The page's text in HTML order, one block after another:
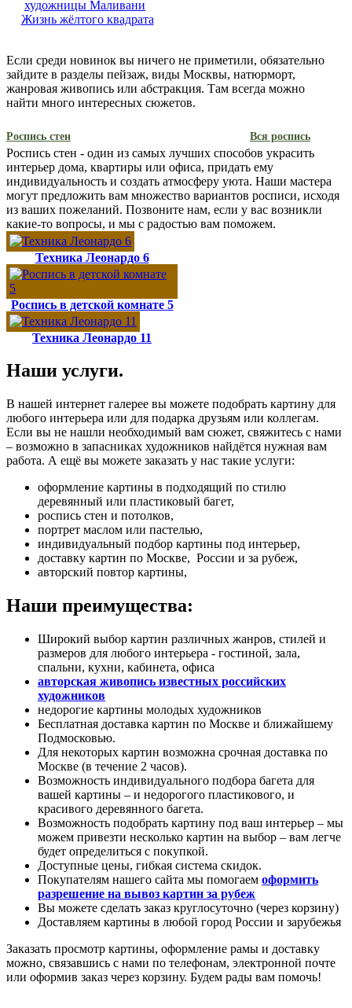
Жизнь жёлтого квадрата
Если среди новинок вы ничего не приметили, обязательно
зайдите в разделы пейзаж, виды Москвы, натюрморт,
жанровая живопись или абстракция. Там всегда можно
найти много интересных сюжетов.
Роспись стен Вся роспись
Роспись стен - один из самых лучших способов украсить
интерьер дома, квартиры или офиса, придать ему
индивидуальность и создать атмосферу уюта. Наши мастера
могут предложить вам множество вариантов росписи, исходя
из ваших пожеланий. Позвоните нам, если у вас возникли
какие-то вопросы, и мы с радостью вам поможем.
Техника Леонардо 6
Роспись в детской комнате 5
Техника Леонардо 11
Наши услуги.
В нашей интернет галерее вы можете подобрать картину для
любого интерьера или для подарка друзьям или коллегам.
Если вы не нашли необходимый вам сюжет, свяжитесь с нами
– возможно в запасниках художников найдётся нужная вам
работа. А ещё вы можете заказать у нас такие услуги:
оформление картины в подходящий по стилю
деревянный или пластиковый багет,
роспись стен и потолков,
портрет маслом или пастелью,
индивидуальный подбор картины под интерьер,
доставку картин по Москве, России и за рубеж,
авторский повтор картины,
Наши преимущества:
Широкий выбор картин различных жанров, стилей и
размеров для любого интерьера - гостиной, зала,
спальни, кухни, кабинета, офиса
авторская живопись известных российских
художников
недорогие картины молодых художников
Бесплатная доставка картин по Москве и ближайшему
Подмосковью.
Для некоторых картин возможна срочная доставка по
Москве (в течение 2 часов).
Возможность индивидуального подбора багета для
вашей картины – и недорогого пластикового, и
красивого деревянного багета.
Возможность подобрать картину под ваш интерьер – мы
можем привезти несколько картин на выбор – вам легче
будет определиться с покупкой.
Доступные цены, гибкая система скидок.
Покупателям нашего сайта мы помогаем оформить
разрешение на вывоз картин за рубеж
Вы можете сделать заказ круглосуточно (через корзину)
Доставляем картины в любой город России и зарубежья
Заказать просмотр картины, оформление рамы и доставку
можно, связавшись с нами по телефонам, электронной почте
или оформив заказ через корзину. Будем рады вам помочь!